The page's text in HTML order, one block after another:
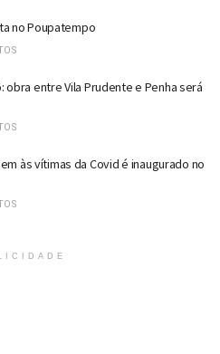
no Poupatempo
obra entre Vila Prudente e Penha será
às vítimas da Covid é inaugurado no